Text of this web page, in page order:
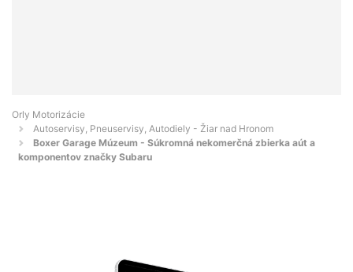
Orly Motorizácie
Autoservisy, Pneuservisy, Autodiely - Žiar nad Hronom
Boxer Garage Múzeum - Súkromná nekomerčná zbierka aút a
komponentov značky Subaru